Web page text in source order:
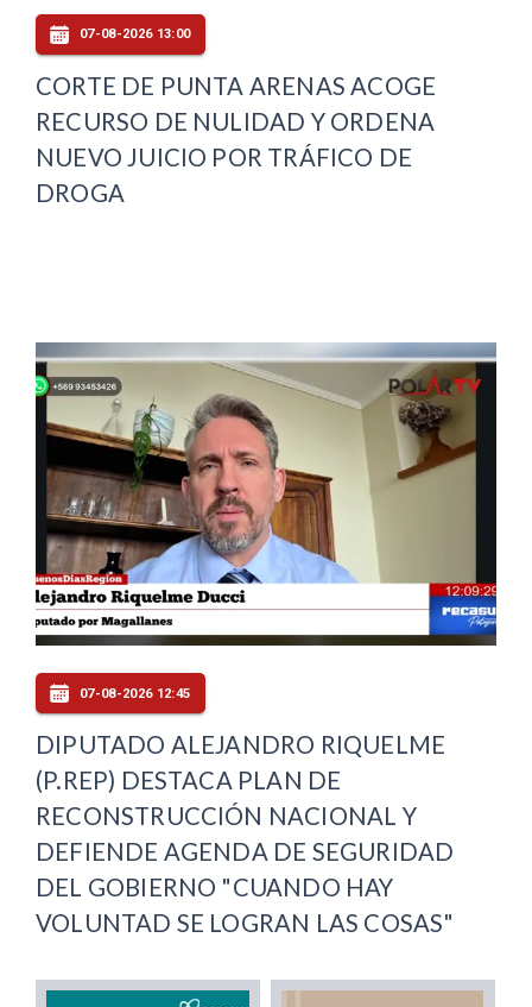
07-08-2026 13:00
CORTE DE PUNTA ARENAS ACOGE
RECURSO DE NULIDAD Y ORDENA
NUEVO JUICIO POR TRÁFICO DE
DROGA
07-08-2026 12:45
DIPUTADO ALEJANDRO RIQUELME
(P.REP) DESTACA PLAN DE
RECONSTRUCCIÓN NACIONAL Y
DEFIENDE AGENDA DE SEGURIDAD
DEL GOBIERNO "CUANDO HAY
VOLUNTAD SE LOGRAN LAS COSAS"